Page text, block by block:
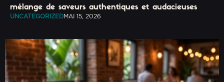
mélange de saveurs authentiques et audacieuses
UNCATEGORIZEDMAI 15, 2026